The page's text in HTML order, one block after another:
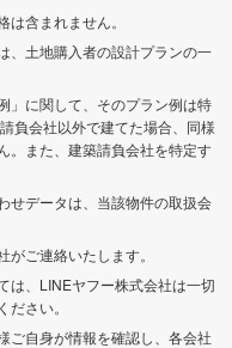
は含まれません。
、土地購入者の設計プランの一
」に関して、そのプラン例は特
負会社以外で建てた場合、同様
。また、建築請負会社を特定す
せデータは、当該物件の取扱会
ご連絡いたします。
は、LINEヤフー株式会社は一切
さい。
ご自身が情報を確認し、各会社